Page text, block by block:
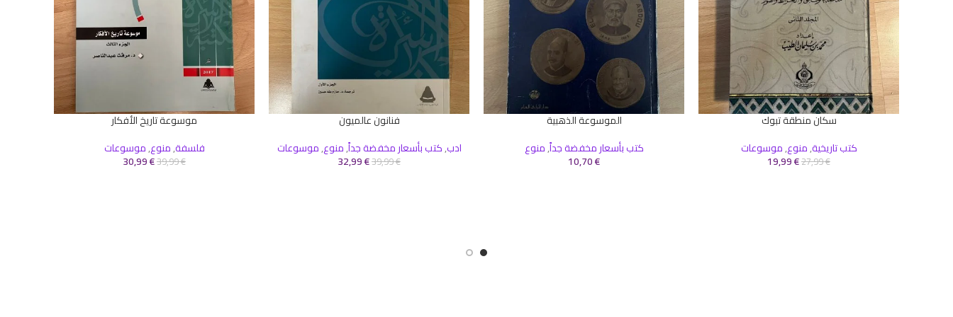
سكان منطقة تبوك
كتب تاريخية,منوع,موسوعات
27,99€
19,99€
الموسوعة الذهبية
كتب بأسعار مخفضة جداً,منوع
10,70€
فنانون عالميون
ادب,كتب بأسعار مخفضة جداً,منوع,موسوعات
39,99€
32,99€
إضافة إلى السلةموسوعة تاريخ الأفكار
فلسفة,منوع,موسوعات
39,99€
30,99€